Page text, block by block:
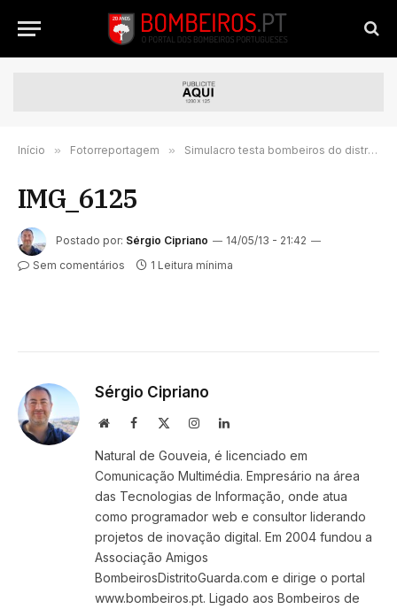
Início » Fotorreportagem » Simulacro testa bombeiros do distrito do Porto
IMG_6125
Postado por: Sérgio Cipriano
14/05/13 - 21:42
Sem comentários
1 Leitura mínima
Sérgio Cipriano
WebsiteFacebook InstagramLinkedIn
Natural de Gouveia, é licenciado em
Comunicação Multimédia. Empresário na área
das Tecnologias de Informação, onde atua
como programador web e consultor liderando
projetos de inovação digital. Em 2004 fundou a
Associação Amigos
BombeirosDistritoGuarda.com e dirige o portal
www.bombeiros.pt. Ligado aos Bombeiros de